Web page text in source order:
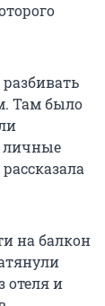
Там было
личные
на балкон
отеля и